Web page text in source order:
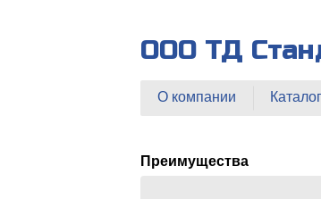
ООО ТД
О компании Каталог
Преимущества